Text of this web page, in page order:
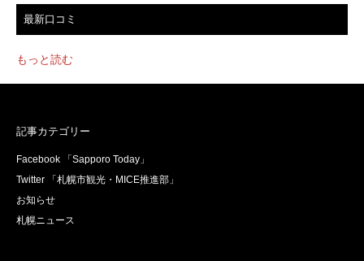
最新口コミ
もっと読む
記事カテゴリー
Facebook 「Sapporo Today」
Twitter 「札幌市観光・MICE推進部」
お知らせ
札幌ニュース